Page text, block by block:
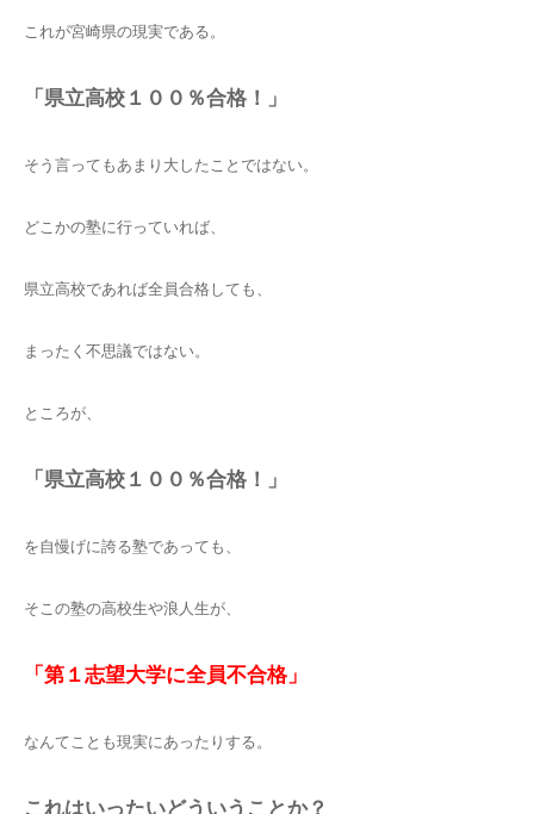
これが宮崎県の現実である。
「県立高校１００％合格！」
そう言ってもあまり大したことではない。
どこかの塾に行っていれば、
県立高校であれば全員合格しても、
まったく不思議ではない。
ところが、
「県立高校１００％合格！」
を自慢げに誇る塾であっても、
そこの塾の高校生や浪人生が、
「第１志望大学に全員不合格」
なんてことも現実にあったりする。
これはいったいどういうことか？